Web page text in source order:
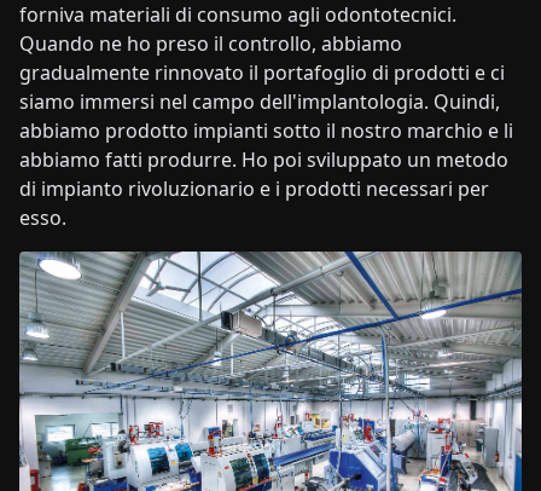
forniva materiali di consumo agli odontotecnici.
Quando ne ho preso il controllo, abbiamo
gradualmente rinnovato il portafoglio di prodotti e ci
siamo immersi nel campo dell'implantologia. Quindi,
abbiamo prodotto impianti sotto il nostro marchio e li
abbiamo fatti produrre. Ho poi sviluppato un metodo
di impianto rivoluzionario e i prodotti necessari per
esso.